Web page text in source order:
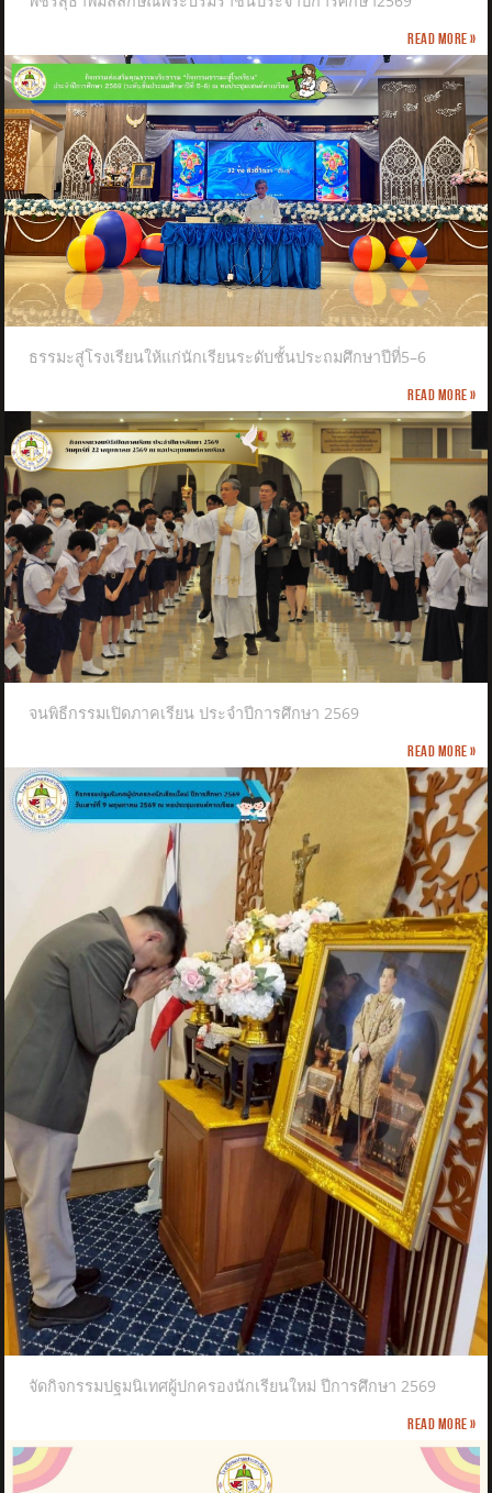
Read more »
ธรรมะสู่โรงเรียนให้แก่นักเรียนระดับชั้นประถมศึกษาปีที่5–6
Read more »
จนพิธีกรรมเปิดภาคเรียน ประจำปีการศึกษา 2569
Read more »
จัดกิจกรรมปฐมนิเทศผู้ปกครองนักเรียนใหม่ ปีการศึกษา 2569
Read more »